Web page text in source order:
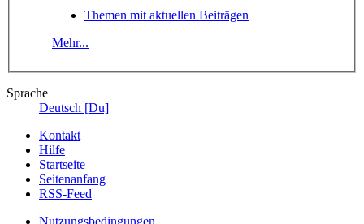
Themen mit aktuellen Beiträgen
Mehr...
Sprache
Deutsch [Du]
Kontakt
Hilfe
Startseite
Seitenanfang
RSS-Feed
Nutzungsbedingungen